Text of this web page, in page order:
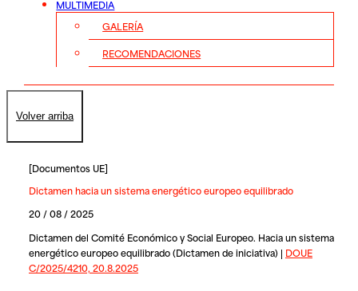
MULTIMEDIA
GALERÍA
RECOMENDACIONES
Volver arriba
[Documentos UE]
Dictamen hacia un sistema energético europeo equilibrado
20 / 08 / 2025
Dictamen del Comité Económico y Social Europeo. Hacia un sistema
energético europeo equilibrado (Dictamen de iniciativa) | DOUE
C/2025/4210, 20.8.2025